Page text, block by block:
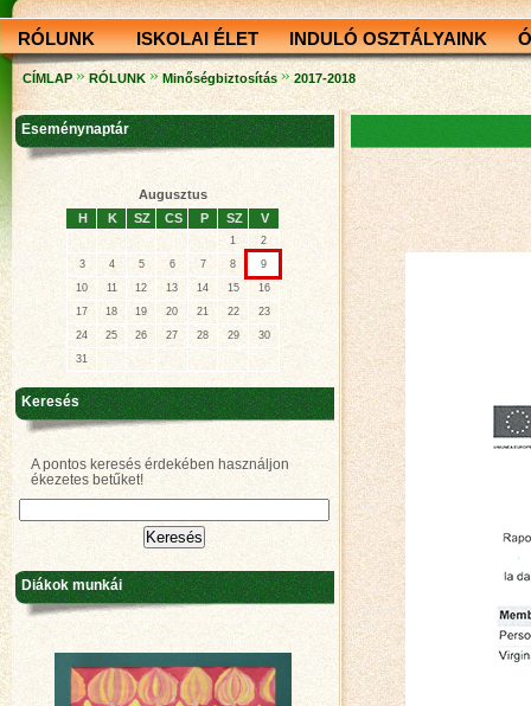
RÓLUNK ISKOLAI ÉLET INDULÓ OSZTÁLYAINK
CÍMLAP » RÓLUNK » Minőségbiztosítás » 2017-2018
Eseménynaptár
Augusztus
H
K SZ CS P SZ V
1
2
3
4 5 6 7 8
9
10
11 12 13 14 15
16
17
18 19 20 21 22
23
24
25 26 27 28 29
30
31
Keresés
A pontos keresés érdekében használjon
ékezetes betűket!
Diákok munkái